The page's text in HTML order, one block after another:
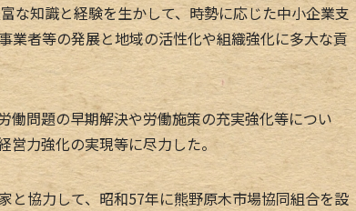
な知識と経験を生かして、時勢に応じた中小企業支
業者等の発展と地域の活性化や組織強化に多大な貢
問題の早期解決や労働施策の充実強化等につい
力強化の実現等に尽力した。
協力して、昭和57年に熊野原木市場協同組合を設